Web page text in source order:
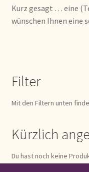
Liste de prix actuelle
Meertaligheid
Mehrsprachigkeit
Kurz gesagt … eine
wünschen Ihnen eine
Filter
Mit den Filtern unten
Kürzlich
Du hast noch keine